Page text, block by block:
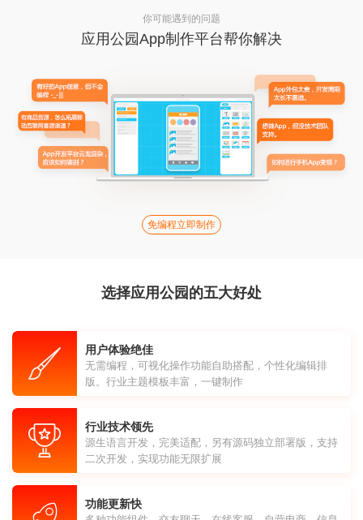
你可能遇到的问题
应用公园App制作平台帮你解决
免编程立即制作
选择应用公园的五大好处
用户体验绝佳
无需编程，可视化操作功能自助搭配，个性化编辑排
版。行业主题模板丰富，一键制作
行业技术领先
源生语言开发，完美适配，另有源码独立部署版，支持
二次开发，实现功能无限扩展
功能更新快